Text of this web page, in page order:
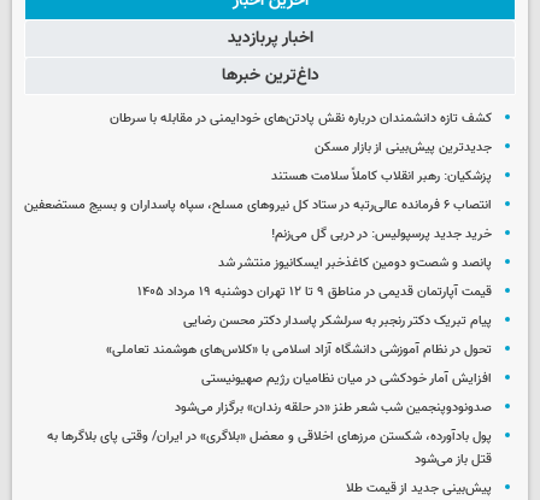
اخبار پربازدید
داغ‌ترین خبرها
کشف تازه دانشمندان درباره نقش پادتن‌های خودایمنی در مقابله با سرطان
جدیدترین پیش‌بینی از بازار مسکن
پزشکیان: رهبر انقلاب کاملاً سلامت هستند
انتصاب ۶ فرمانده عالی‌رتبه در ستاد کل نیروهای مسلح، سپاه پاسداران و بسیج مستضعفین
خرید جدید پرسپولیس: در دربی گل می‌زنم!
پانصد و شصت‌و دومین کاغذخبر ایسکانیوز منتشر شد
قیمت آپارتمان قدیمی در مناطق ۹ تا ۱۲ تهران دوشنبه ۱۹ مرداد ۱۴۰۵
پیام تبریک دکتر رنجبر به سرلشکر پاسدار دکتر محسن رضایی
تحول در نظام آموزشی دانشگاه آزاد اسلامی با «کلاس‌های هوشمند تعاملی»
افزایش آمار خودکشی در میان نظامیان رژیم صهیونیستی
صدونودوپنجمین شب شعر طنز «در حلقه رندان» برگزار می‌شود
پول بادآورده، شکستن مرزهای اخلاقی و معضل «بلاگری» در ایران/ وقتی پای بلاگرها به
قتل باز می‌شود
پیش‌بینی جدید از قیمت طلا